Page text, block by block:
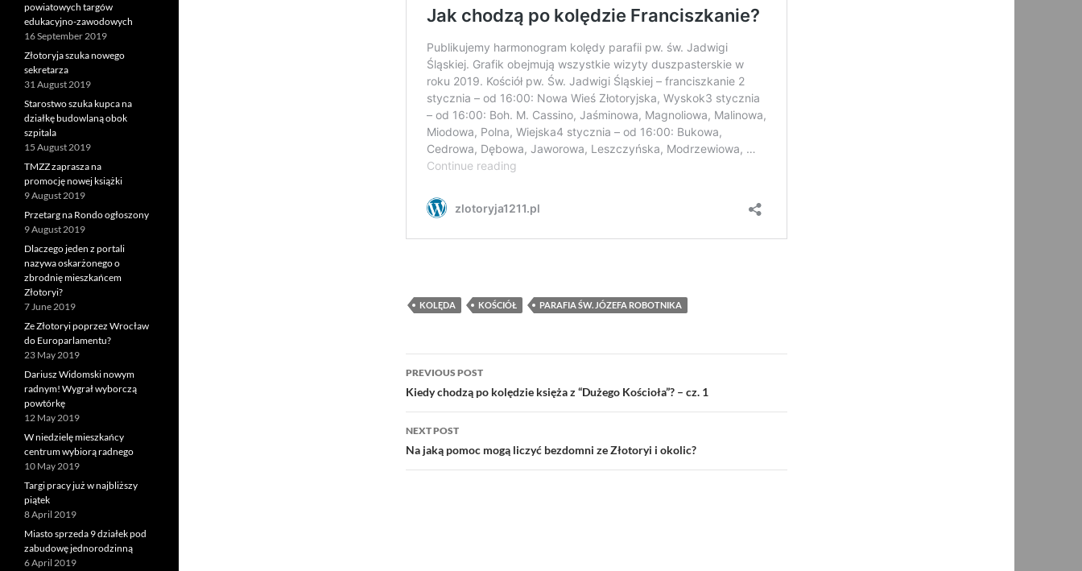
KOLĘDA KOŚCIÓŁ PARAFIA ŚW. JÓZEFA ROBOTNIKA
Post
navigation
PREVIOUS POST
Kiedy chodzą po kolędzie księża z “Dużego Kościoła”? – cz. 1
NEXT POST
Na jaką pomoc mogą liczyć bezdomni ze Złotoryi i okolic?
powiatowych targów
edukacyjno-zawodowych
16 September 2019
Złotoryja szuka nowego
sekretarza
31 August 2019
Starostwo szuka kupca na
działkę budowlaną obok
szpitala
15 August 2019
TMZZ zaprasza na
promocję nowej książki
9 August 2019
Przetarg na Rondo ogłoszony
9 August 2019
Dlaczego jeden z portali
nazywa oskarżonego o
zbrodnię mieszkańcem
Złotoryi?
7 June 2019
Ze Złotoryi poprzez Wrocław
do Europarlamentu?
23 May 2019
Dariusz Widomski nowym
radnym! Wygrał wyborczą
powtórkę
12 May 2019
W niedzielę mieszkańcy
centrum wybiorą radnego
10 May 2019
Targi pracy już w najbliższy
piątek
8 April 2019
Miasto sprzeda 9 działek pod
zabudowę jednorodzinną
6 April 2019